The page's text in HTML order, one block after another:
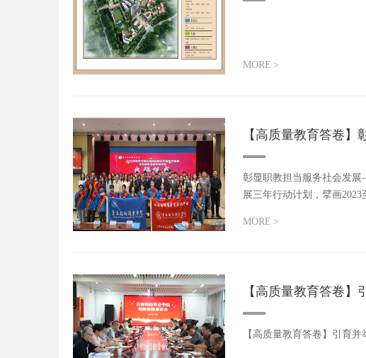
MORE >
【高质量教育答卷
彰显职教担当服务社会发
展三年行动计划，擘画
MORE >
【高质量教育答卷
【高质量教育答卷】引育